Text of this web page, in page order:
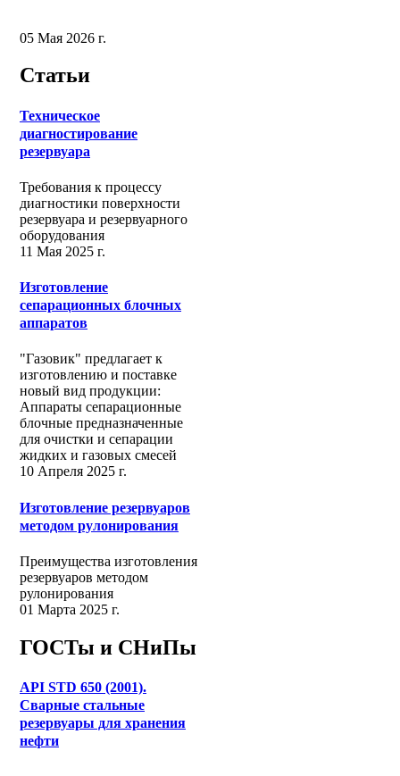
05 Мая 2026 г.
Статьи
Техническое
диагностирование
резервуара
Требования к процессу
диагностики поверхности
резервуара и резервуарного
оборудования
11 Мая 2025 г.
Изготовление
сепарационных блочных
аппаратов
"Газовик" предлагает к
изготовлению и поставке
новый вид продукции:
Аппараты сепарационные
блочные предназначенные
для очистки и сепарации
жидких и газовых смесей
10 Апреля 2025 г.
Изготовление резервуаров
методом рулонирования
Преимущества изготовления
резервуаров методом
рулонирования
01 Марта 2025 г.
ГОСТы и СНиПы
API STD 650 (2001).
Сварные стальные
резервуары для хранения
нефти